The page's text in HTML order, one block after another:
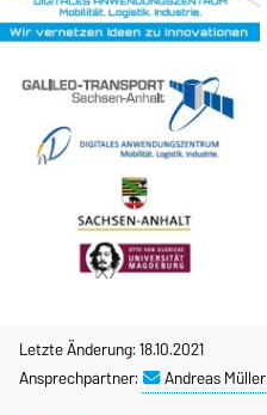
Letzte Änderung: 18.10.2021
Ansprechpartner:
Andreas Müller